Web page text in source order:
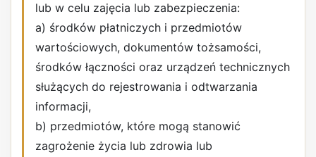
lub w celu zajęcia lub zabezpieczenia:
a) środków płatniczych i przedmiotów
wartościowych, dokumentów tożsamości,
środków łączności oraz urządzeń technicznych
służących do rejestrowania i odtwarzania
informacji,
b) przedmiotów, które mogą stanowić
zagrożenie życia lub zdrowia lub